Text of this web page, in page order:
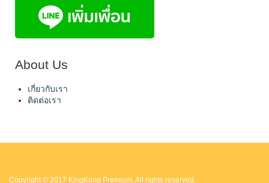
About Us
เกี่ยวกับเรา
ติดต่อเรา
Copyright © 2017 KingKong Premium. All rights reserved.